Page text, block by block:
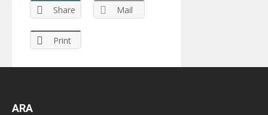
Share Mail
Print
ARA